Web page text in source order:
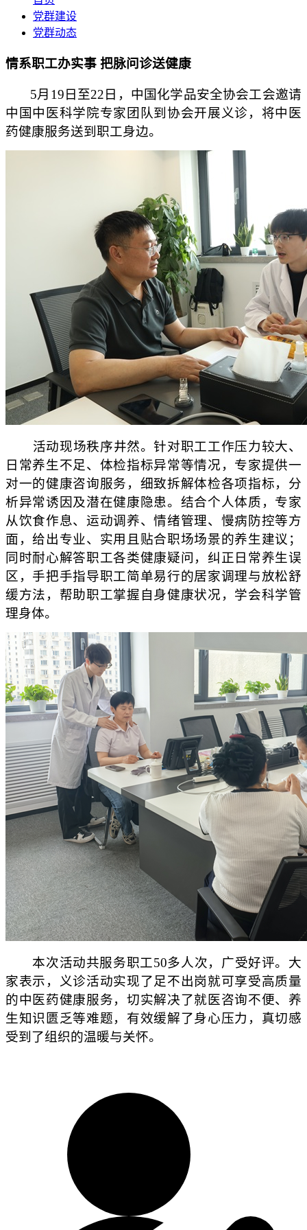
党群建设
党群动态
情系职工办实事 把脉问诊送健康
5月19日至22日，中国化学品安全协会工会邀请
中国中医科学院专家团队到协会开展义诊，将中医
药健康服务送到职工身边。
活动现场秩序井然。针对职工工作压力较大、
日常养生不足、体检指标异常等情况，专家提供一
对一的健康咨询服务，细致拆解体检各项指标，分
析异常诱因及潜在健康隐患。结合个人体质，专家
从饮食作息、运动调养、情绪管理、慢病防控等方
面，给出专业、实用且贴合职场场景的养生建议；
同时耐心解答职工各类健康疑问，纠正日常养生误
区，手把手指导职工简单易行的居家调理与放松舒
缓方法，帮助职工掌握自身健康状况，学会科学管
理身体。
本次活动共服务职工50多人次，广受好评。大
家表示，义诊活动实现了足不出岗就可享受高质量
的中医药健康服务，切实解决了就医咨询不便、养
生知识匮乏等难题，有效缓解了身心压力，真切感
受到了组织的温暖与关怀。